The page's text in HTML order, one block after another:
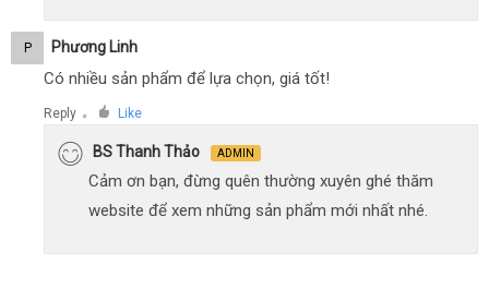
P Phương Linh
Có nhiều sản phẩm để lựa chọn, giá tốt!
Reply ● Like
BS Thanh Thảo ADMIN
Cảm ơn bạn, đừng quên thường xuyên ghé thăm
website để xem những sản phẩm mới nhất nhé.